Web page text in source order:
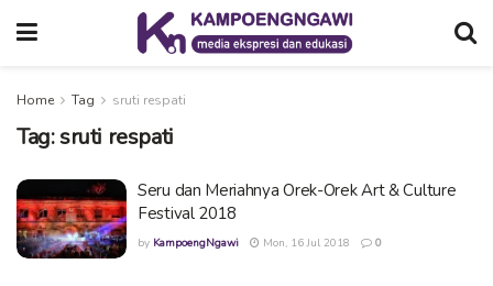
Home Tag sruti respati
Tag:sruti respati
Seru dan Meriahnya Orek-Orek Art & Culture
Festival 2018
by KampoengNgawi Mon, 16 Jul 2018 0